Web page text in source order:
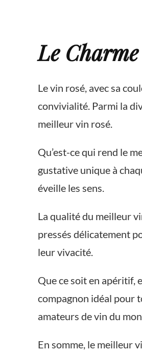
Le
Le vin rosé, avec sa
convivialité. Parmi la
meilleur vin rosé.
Qu’est-ce qui rend le
gustative unique à
éveille les sens.
La qualité du meilleur
pressés délicatement
leur vivacité.
Que ce soit en apéritif,
compagnon idéal pour
amateurs de vin du
En somme, le meilleur